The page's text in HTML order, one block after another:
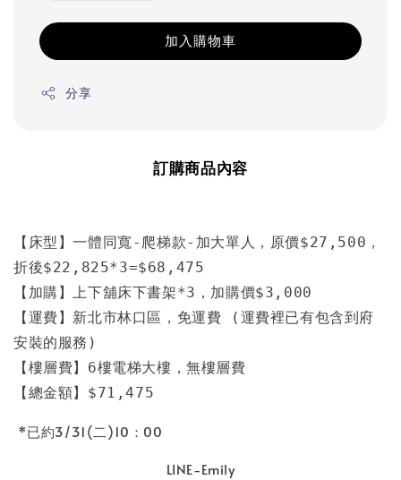
加入購物車
分享
訂購商品內容
【床型】一體同寬-爬梯款-加大單人，原價$27,500，
折後$22,825*3=$68,475
【加購】上下舖床下書架*3，加購價$3,000
【運費】新北市林口區，免運費 (運費裡已有包含到府
安裝的服務)
【樓層費】6樓電梯大樓，無樓層費
【總金額】$71,475
*已約3/31(二)10：00
LINE-Emily